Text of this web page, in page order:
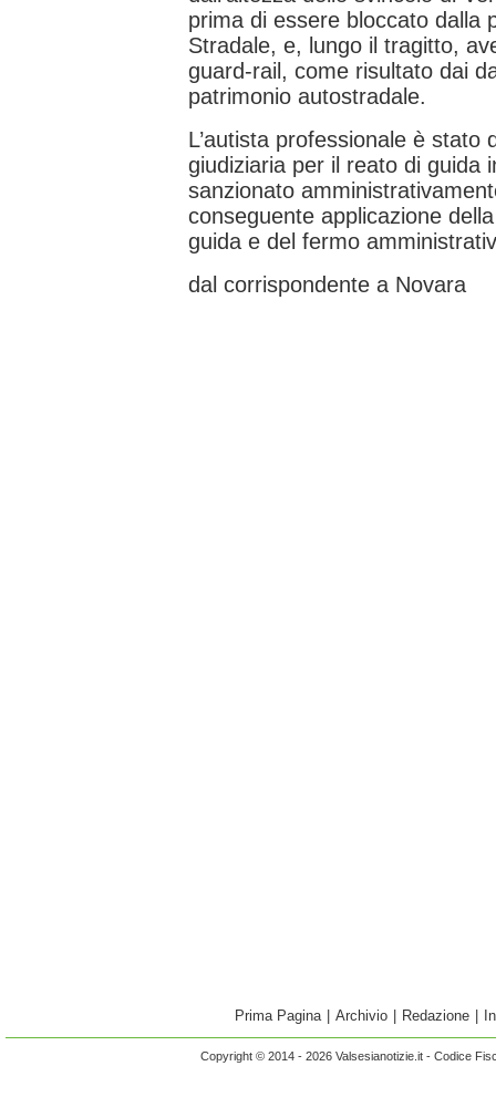
prima di essere bloccato dalla
Stradale, e, lungo il tragitto,
guard-rail, come risultato dai
patrimonio autostradale.
L’autista professionale è stato
giudiziaria per il reato di guida
sanzionato
conseguente applicazione
guida e del fermo
dal corrispondente a Novara
Prima Pagina Archivio Redazione
Copyright © 2014 - 2026 Valsesianotizie.it - Codice